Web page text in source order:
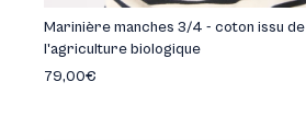
Marinière manches 3/4 - coton issu de
l'agriculture biologique
79,00€